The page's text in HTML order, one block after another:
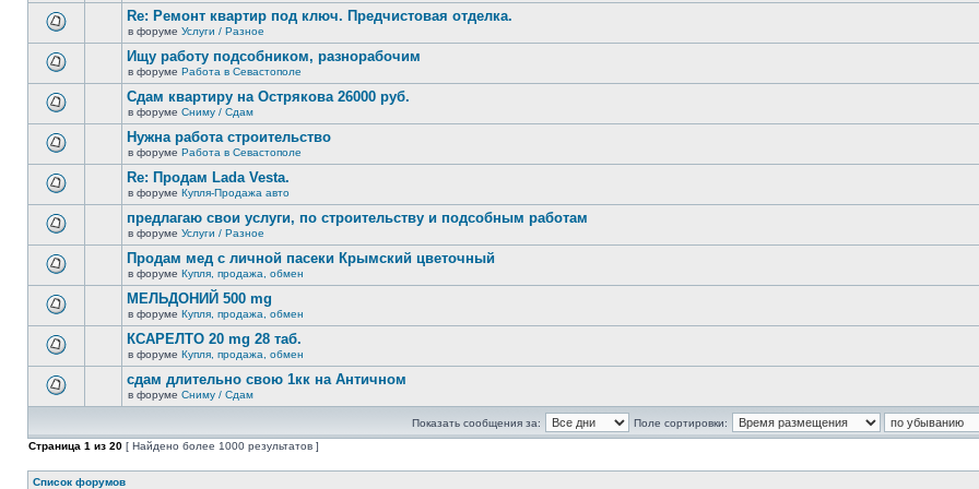
новых
непрочитанных
сообщений.
новых
непрочитанных
сообщений.
новых
непрочитанных
сообщений.
Re: Ремонт квартир под ключ. Предчистовая отделка.
в форуме Услуги / Разное
новых
непрочитанных
сообщений.
Ищу работу подсобником, разнорабочим
в форуме Работа в Севастополе
новых
непрочитанных
сообщений.
Сдам квартиру на Острякова 26000 руб.
в форуме Сниму / Сдам
новых
непрочитанных
сообщений.
Нужна работа строительство
в форуме Работа в Севастополе
новых
непрочитанных
сообщений.
Re: Продам Lada Vesta.
в форуме Купля-Продажа авто
новых
непрочитанных
сообщений.
предлагаю свои услуги, по строительству и подсобным работам
в форуме Услуги / Разное
новых
непрочитанных
сообщений.
Продам мед с личной пасеки Крымский цветочный
в форуме Купля, продажа, обмен
новых
непрочитанных
сообщений.
МЕЛЬДОНИЙ 500 mg
в форуме Купля, продажа, обмен
новых
сообщений.
КСАРЕЛТО 20 mg 28 таб.
в форуме Купля, продажа, обмен
нет
новых
сообщений.
сдам длительно свою 1кк на Античном
в форуме Сниму / Сдам
Показать сообщения за:
Поле сортировки:
Страница 1 из 20 [ Найдено более 1000 результатов ]
Список форумов